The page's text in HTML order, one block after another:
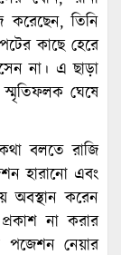
করেছেন, তিনি
কাছে হেরে
না। এ ছাড়া
স্মৃতিফলক ঘেষে
বলতে রাজি
হারানো এবং
অবস্থান করেন
না করার
পজেশন নেয়ার